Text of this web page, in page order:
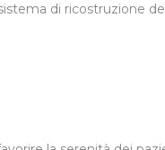
di ricostruzione